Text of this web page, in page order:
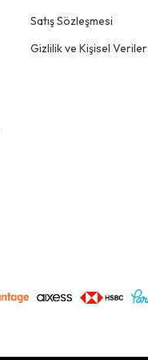
Satış Sözleşmesi
Gizlilik ve Kişisel Veriler